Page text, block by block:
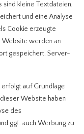
sind kleine Textdateien,
und eine Analyse
Cookie erzeugte
Website werden an
gespeichert. Server-
auf Grundlage
Website haben
des
ggf. auch Werbung zu